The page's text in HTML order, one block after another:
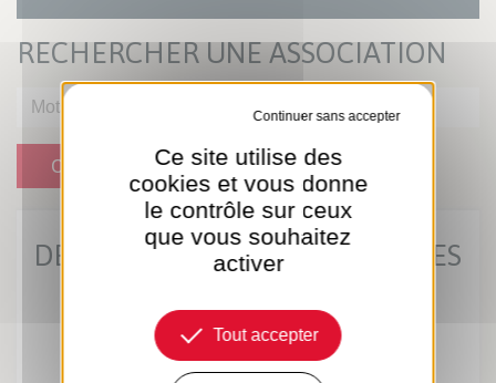
RECHERCHER UNE ASSOCIATION
OK
DERNIÈRES ACTUS MUNICIPALES
Ce site utilise des
cookies et vous donne
le contrôle sur ceux
que vous souhaitez
activer
Tout accepter
Tout refuser